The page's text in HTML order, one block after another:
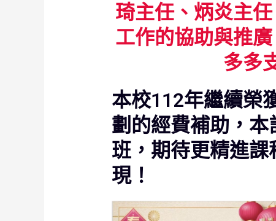
琦主任、炳炎主
工作的協助與推
多多
本校112年繼續榮
劃的經費補助，本
班，期待更精進
現！